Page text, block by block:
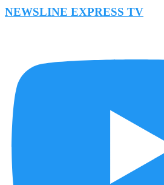
NEWSLINE EXPRESS TV